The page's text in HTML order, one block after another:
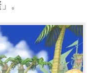
。